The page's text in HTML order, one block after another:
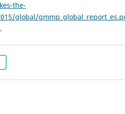
the-
global/